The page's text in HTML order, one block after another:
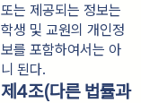
또는 제공되는 정보는
학생 및 교원의 개인정
보를 포함하여서는 아
니 된다.
제4조(다른 법률과